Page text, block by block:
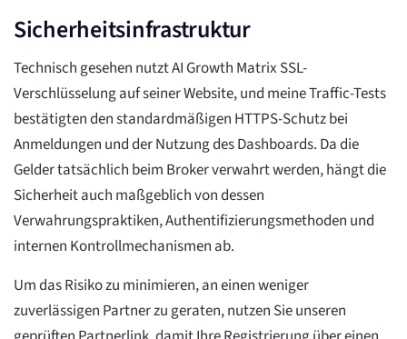
Sicherheitsinfrastruktur
Technisch gesehen nutzt AI Growth Matrix SSL-
Verschlüsselung auf seiner Website, und meine Traffic-Tests
bestätigten den standardmäßigen HTTPS-Schutz bei
Anmeldungen und der Nutzung des Dashboards. Da die
Gelder tatsächlich beim Broker verwahrt werden, hängt die
Sicherheit auch maßgeblich von dessen
Verwahrungspraktiken, Authentifizierungsmethoden und
internen Kontrollmechanismen ab.
Um das Risiko zu minimieren, an einen weniger
zuverlässigen Partner zu geraten, nutzen Sie unseren